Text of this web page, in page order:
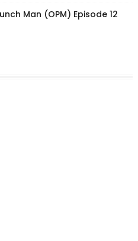
Man (OPM) Episode 12